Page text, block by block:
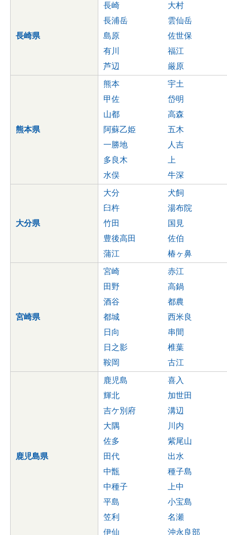
長崎県
長崎
大村
長浦岳
雲仙岳
島原
佐世保
有川
福江
芦辺
厳原
熊本県
熊本
宇土
甲佐
岱明
山都
高森
阿蘇乙姫
五木
一勝地
人吉
多良木
上
水俣
牛深
大分県
大分
犬飼
臼杵
湯布院
竹田
国見
豊後高田
佐伯
蒲江
椿ヶ鼻
宮崎県
宮崎
赤江
田野
高鍋
酒谷
都農
都城
西米良
日向
串間
日之影
椎葉
鞍岡
古江
鹿児島県
鹿児島
喜入
輝北
加世田
吉ケ別府
溝辺
大隅
川内
佐多
紫尾山
田代
出水
中甑
種子島
中種子
上中
平島
小宝島
笠利
名瀬
伊仙
沖永良部